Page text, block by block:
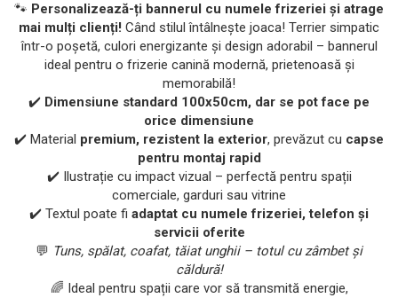
🐾 Personalizează-ți bannerul cu numele frizeriei și atrage
mai mulți clienți! Când stilul întâlnește joaca! Terrier simpatic
într-o poșetă, culori energizante și design adorabil – bannerul
ideal pentru o frizerie canină modernă, prietenoasă și
memorabilă!
✔️ Dimensiune standard 100x50cm, dar se pot face pe
orice dimensiune
✔️ Material premium, rezistent la exterior, prevăzut cu capse
pentru montaj rapid
✔️ Ilustrație cu impact vizual – perfectă pentru spații
comerciale, garduri sau vitrine
✔️ Textul poate fi adaptat cu numele frizeriei, telefon și
servicii oferite
💬 Tuns, spălat, coafat, tăiat unghii – totul cu zâmbet și
căldură!
🌈 Ideal pentru spații care vor să transmită energie,